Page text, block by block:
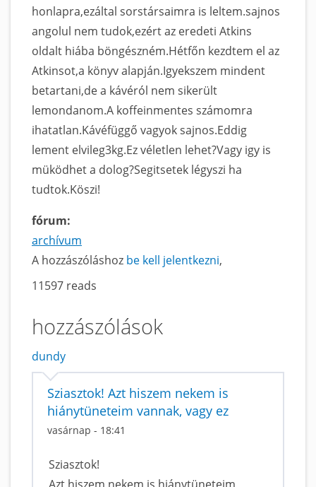
honlapra,ezáltal sorstársaimra is leltem.sajnos
angolul nem tudok,ezért az eredeti Atkins
oldalt hiába böngészném.Hétfőn kezdtem el az
Atkinsot,a könyv alapján.Igyekszem mindent
betartani,de a kávéról nem sikerült
lemondanom.A koffeinmentes számomra
ihatatlan.Kávéfüggő vagyok sajnos.Eddig
lement elvileg3kg.Ez véletlen lehet?Vagy igy is
müködhet a dolog?Segitsetek légyszi ha
tudtok.Köszi!
fórum:
archívum
A hozzászóláshoz be kell jelentkezni
11597 reads
hozzászólások
dundy
Sziasztok! Azt hiszem nekem is
hiánytüneteim vannak, vagy ez
vasárnap - 18:41
Sziasztok!